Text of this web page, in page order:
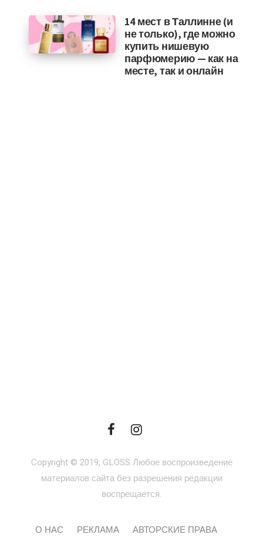
14 мест в Таллинне (и
не только), где можно
купить нишевую
парфюмерию — как на
месте, так и онлайн
Copyright © 2019, GLOSS Любое воспроизведение
материалов сайта без разрешения редакции
воспрещается.
О НАС РЕКЛАМА АВТОРСКИЕ ПРАВА